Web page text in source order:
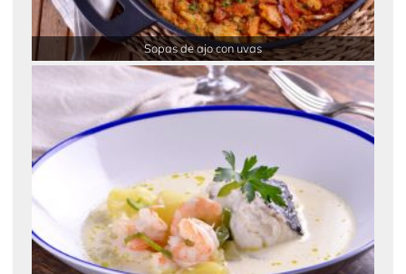
Sopas de ajo con uvas